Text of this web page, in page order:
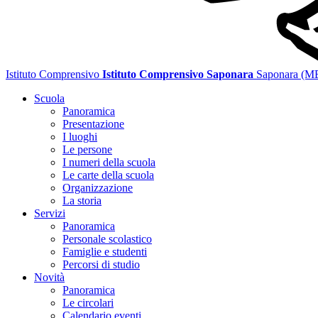
Istituto Comprensivo Istituto Comprensivo Saponara Saponara
Scuola
Panoramica
Presentazione
I luoghi
Le persone
I numeri della scuola
Le carte della scuola
Organizzazione
La storia
Servizi
Panoramica
Personale scolastico
Famiglie e studenti
Percorsi di studio
Novità
Panoramica
Le circolari
Calendario eventi